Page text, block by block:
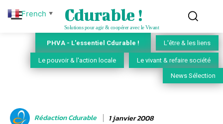
Cdurable !
Solutions pour agir & coopérer avec le Vivant
PHVA - L'essentiel Cdurable ! L'être & les liens
Le pouvoir & l'action locale Le vivant & refaire société
News Sélection
Rédaction Cdurable 1 janvier 2008
French ▼